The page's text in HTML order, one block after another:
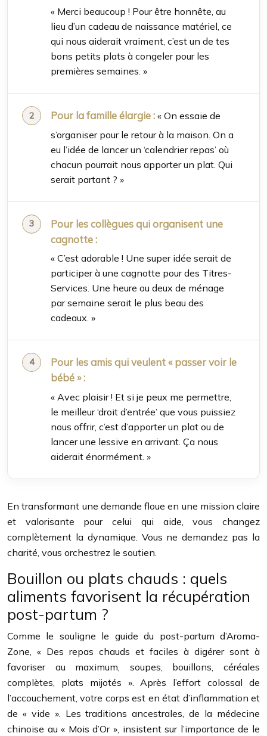
« Merci beaucoup ! Pour être honnête, au
lieu d’un cadeau de naissance matériel, ce
qui nous aiderait vraiment, c’est un de tes
bons petits plats à congeler pour les
premières semaines. »
Pour la famille élargie : « On essaie de
s’organiser pour le retour à la maison. On a
eu l’idée de lancer un ‘calendrier repas’ où
chacun pourrait nous apporter un plat. Qui
serait partant ? »
Pour les collègues qui organisent une
cagnotte :
« C’est adorable ! Une super idée serait de
participer à une cagnotte pour des Titres-
Services. Une heure ou deux de ménage
par semaine serait le plus beau des
cadeaux. »
Pour les amis qui veulent « passer voir le
bébé » :
« Avec plaisir ! Et si je peux me permettre,
le meilleur ‘droit d’entrée’ que vous puissiez
nous offrir, c’est d’apporter un plat ou de
lancer une lessive en arrivant. Ça nous
aiderait énormément. »
En transformant une demande floue en une mission claire
et valorisante pour celui qui aide, vous changez
complètement la dynamique. Vous ne demandez pas la
charité, vous orchestrez le soutien.
Bouillon ou plats chauds : quels
aliments favorisent la récupération
post-partum ?
Comme le souligne le guide du post-partum d’Aroma-
Zone, « Des repas chauds et faciles à digérer sont à
favoriser au maximum, soupes, bouillons, céréales
complètes, plats mijotés ». Après l’effort colossal de
l’accouchement, votre corps est en état d’inflammation et
de « vide ». Les traditions ancestrales, de la médecine
chinoise au « Mois d’Or », insistent sur l’importance de le